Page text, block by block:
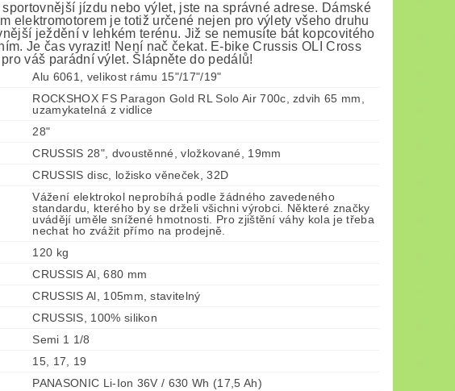
jízdu nebo výlet, jste na správné adrese. Dámské
elektromotorem je totiž určené nejen pro výlety všeho druhu
ježdění v lehkém terénu. Již se nemusíte bát kopcovitého
Je čas vyrazit! Není nač čekat. E-bike Crussis OLI Cross
váš parádní výlet. Šlápněte do pedálů!
Alu 6061, velikost rámu 15"/17"/19"
ROCKSHOX FS Paragon Gold RL Solo Air 700c, zdvih 65 mm,
uzamykatelná z vidlice
28"
CRUSSIS 28", dvoustěnné, vložkované, 19mm
CRUSSIS disc, ložisko věneček, 32D
Vážení elektrokol neprobíhá podle žádného zavedeného
standardu, kterého by se drželi všichni výrobci. Některé značky
uvádějí uměle snížené hmotnosti. Pro zjištění váhy kola je třeba
nechat ho zvážit přímo na prodejně.
120 kg
CRUSSIS Al, 680 mm
CRUSSIS Al, 105mm, stavitelný
CRUSSIS, 100% silikon
Semi 1 1/8
15, 17, 19
PANASONIC Li-Ion 36V / 630 Wh (17,5 Ah)